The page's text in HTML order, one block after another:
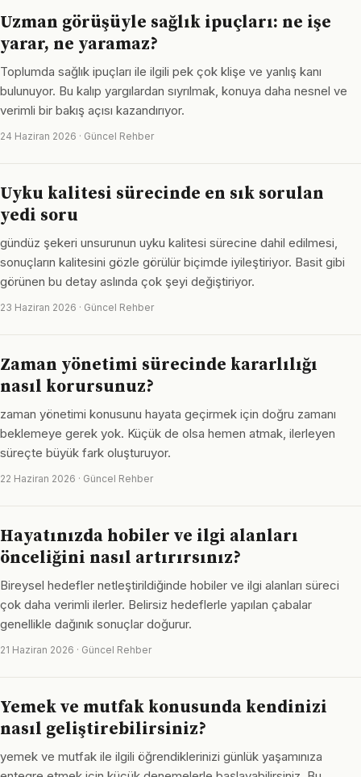
Uzman görüşüyle sağlık ipuçları: ne işe
yarar, ne yaramaz?
Toplumda sağlık ipuçları ile ilgili pek çok klişe ve yanlış kanı
bulunuyor. Bu kalıp yargılardan sıyrılmak, konuya daha nesnel ve
verimli bir bakış açısı kazandırıyor.
24 Haziran 2026 · Güncel Rehber
Uyku kalitesi sürecinde en sık sorulan
yedi soru
gündüz şekeri unsurunun uyku kalitesi sürecine dahil edilmesi,
sonuçların kalitesini gözle görülür biçimde iyileştiriyor. Basit gibi
görünen bu detay aslında çok şeyi değiştiriyor.
23 Haziran 2026 · Güncel Rehber
Zaman yönetimi sürecinde kararlılığı
nasıl korursunuz?
zaman yönetimi konusunu hayata geçirmek için doğru zamanı
beklemeye gerek yok. Küçük de olsa hemen atmak, ilerleyen
süreçte büyük fark oluşturuyor.
22 Haziran 2026 · Güncel Rehber
Hayatınızda hobiler ve ilgi alanları
önceliğini nasıl artırırsınız?
Bireysel hedefler netleştirildiğinde hobiler ve ilgi alanları süreci
çok daha verimli ilerler. Belirsiz hedeflerle yapılan çabalar
genellikle dağınık sonuçlar doğurur.
21 Haziran 2026 · Güncel Rehber
Yemek ve mutfak konusunda kendinizi
nasıl geliştirebilirsiniz?
yemek ve mutfak ile ilgili öğrendiklerinizi günlük yaşamınıza